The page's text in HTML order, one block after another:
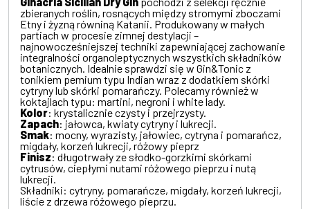
zbieranych roślin, rosnących między stromymi zboczami
Etny i żyzną równiną Katanii. Produkowany w małych
partiach w procesie zimnej destylacji –
najnowocześniejszej techniki zapewniającej zachowanie
integralności organoleptycznych wszystkich składników
botanicznych. Idealnie sprawdzi się w Gin&Tonic z
tonikiem pemium typu Indian wraz z dodatkiem skórki
cytryny lub skórki pomarańczy. Polecamy również w
koktajlach typu: martini, negroni i white lady.
Kolor: krystalicznie czysty i przejrzysty.
Zapach: jałowca, kwiaty cytryny i lukrecji.
Smak: mocny, wyrazisty, jałowiec, cytryna i pomarańcz,
migdały, korzeń lukrecji, różowy pieprz
Finisz: długotrwały ze słodko-gorzkimi skórkami
cytrusów, ciepłymi nutami różowego pieprzu i nutą
lukrecji.
Składniki: cytryny, pomarańcze, migdały, korzeń lukrecji,
liście z drzewa różowego pieprzu.